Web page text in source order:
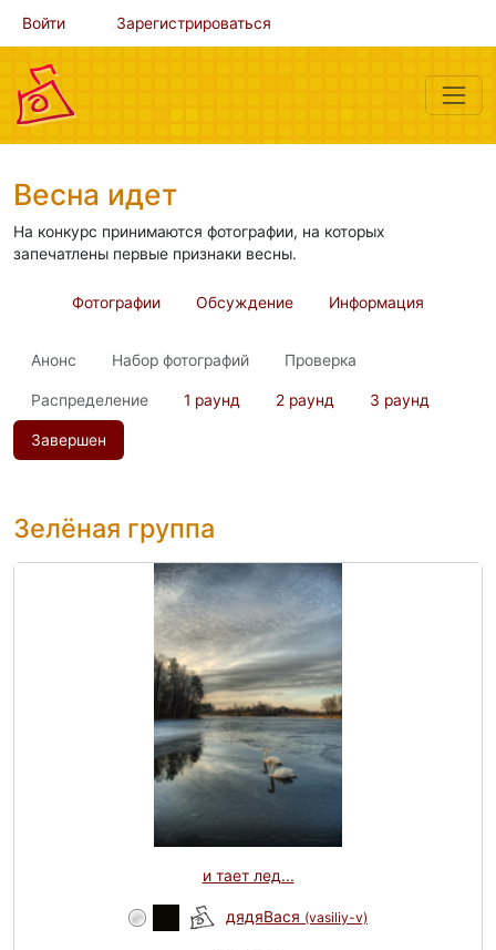
Войти Зарегистрироваться
Весна идет
На конкурс принимаются фотографии, на которых
запечатлены первые признаки весны.
Фотографии Обсуждение Информация
Анонс Набор фотографий Проверка
Распределение 1 раунд 2 раунд 3 раунд
Завершен
Зелёная группа
и тает лед...
дядяВася (vasiliy-v)